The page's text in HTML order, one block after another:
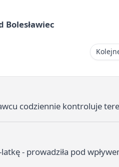
codziennie kontroluje
- prowadziła pod